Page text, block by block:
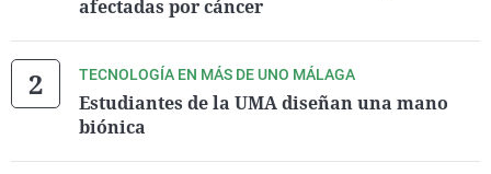
afectadas por cáncer
TECNOLOGÍA EN MÁS DE UNO MÁLAGA
Estudiantes de la UMA diseñan una mano
biónica